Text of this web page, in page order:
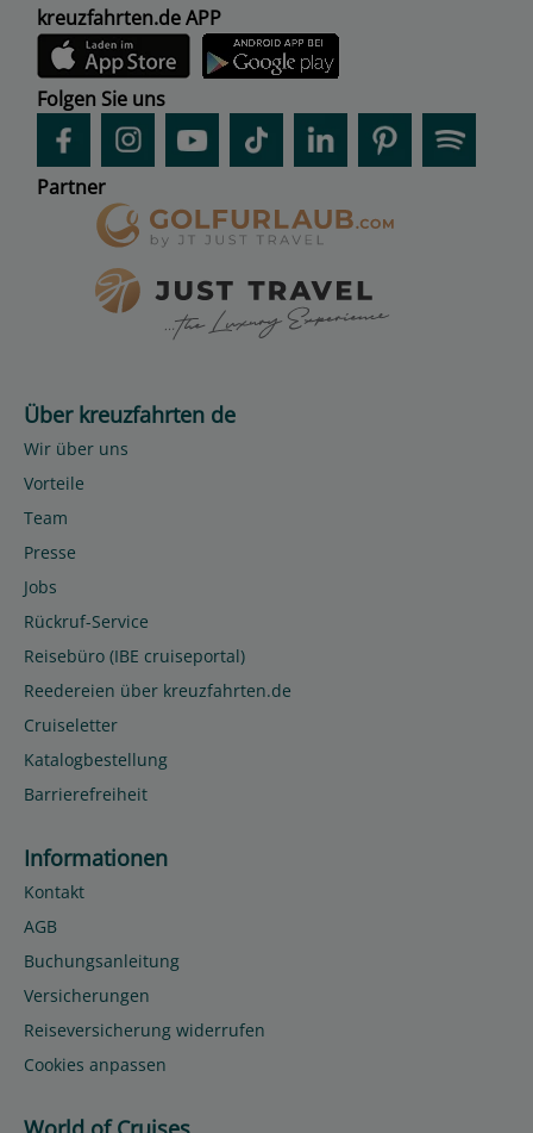
kreuzfahrten.de APP
Folgen Sie uns
Partner
Über kreuzfahrten de
Wir über uns
Vorteile
Team
Presse
Jobs
Rückruf-Service
Reisebüro (IBE cruiseportal)
Reedereien über kreuzfahrten.de
Cruiseletter
Katalogbestellung
Barrierefreiheit
Informationen
Kontakt
AGB
Buchungsanleitung
Versicherungen
Reiseversicherung widerrufen
Cookies anpassen